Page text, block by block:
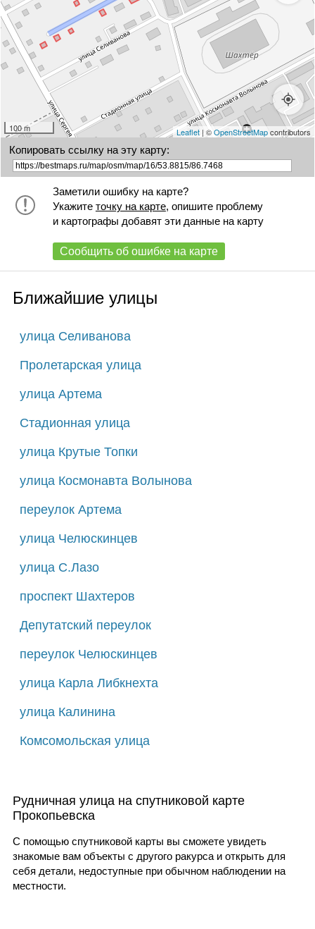
100 m Leaflet| ©OpenStreetMapcontributors
Копировать ссылку на эту карту:
Заметили ошибку на карте?
Укажите точку на карте, опишите проблему
и картографы добавят эти данные на карту
Сообщить об ошибке на карте
Ближайшие улицы
улица Селиванова
Пролетарская улица
улица Артема
Стадионная улица
улица Крутые Топки
улица Космонавта Волынова
переулок Артема
улица Челюскинцев
улица С.Лазо
проспект Шахтеров
Депутатский переулок
переулок Челюскинцев
улица Карла Либкнехта
улица Калинина
Комсомольская улица
Рудничная улица на спутниковой карте
Прокопьевска
С помощью спутниковой карты вы сможете увидеть
знакомые вам объекты с другого ракурса и открыть для
себя детали, недоступные при обычном наблюдении на
местности.